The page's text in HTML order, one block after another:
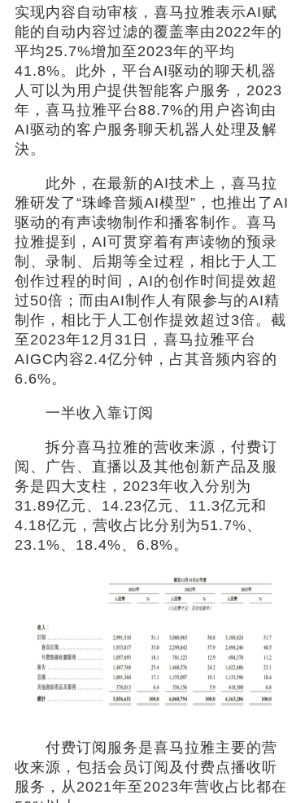
实现内容自动审核，喜马拉雅表示AI赋
能的自动内容过滤的覆盖率由2022年的
平均25.7%增加至2023年的平均
41.8%。此外，平台AI驱动的聊天机器
人可以为用户提供智能客户服务，2023
年，喜马拉雅平台88.7%的用户咨询由
AI驱动的客户服务聊天机器人处理及解
決。
此外，在最新的AI技术上，喜马拉
雅研发了“珠峰音频AI模型”，也推出了AI
驱动的有声读物制作和播客制作。喜马
拉雅提到，AI可贯穿着有声读物的预录
制、录制、后期等全过程，相比于人工
创作过程的时间，AI的创作时间提效超
过50倍；而由AI制作人有限参与的AI精
制作，相比于人工创作提效超过3倍。截
至2023年12月31日，喜马拉雅平台
AIGC内容2.4亿分钟，占其音频内容的
6.6%。
一半收入靠订阅
拆分喜马拉雅的营收来源，付费订
阅、广告、直播以及其他创新产品及服
务是四大支柱，2023年收入分别为
31.89亿元、14.23亿元、11.3亿元和
4.18亿元，营收占比分别为51.7%、
23.1%、18.4%、6.8%。
付费订阅服务是喜马拉雅主要的营
收来源，包括会员订阅及付费点播收听
服务，从2021年至2023年营收占比都在